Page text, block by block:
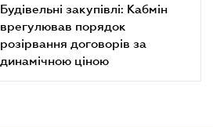
Будівельні закупівлі: Кабмін
врегулював порядок
розірвання договорів за
динамічною ціною